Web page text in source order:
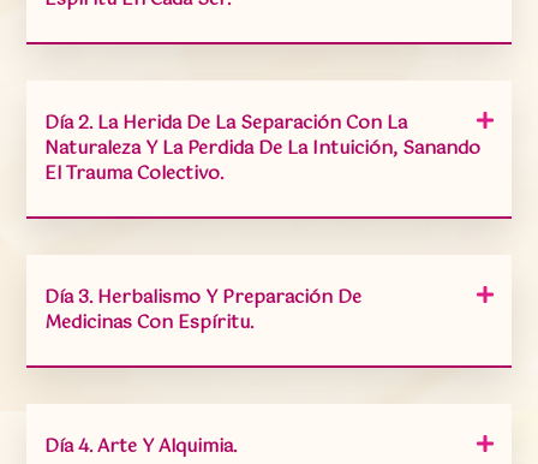
Día 2. La Herida De La Separación Con La
Naturaleza Y La Perdida De La Intuición, Sanando
El Trauma Colectivo.
Día 3. Herbalismo Y Preparación De
Medicinas Con Espíritu.
Día 4. Arte Y Alquimia.